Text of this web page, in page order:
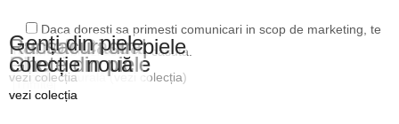
Pantofi Casual
din piele naturală ( vezi colecția)
Plicuri din piele
vezi colecția
Rucsacuri din piele
vezi colecția
Ghete din piele
vezi colecția
Genți din piele
colecție nouă
vezi colecția
Daca doresti sa primesti comunicari in scop de marketing, te
rugam sa bifezi aceasta casuta.